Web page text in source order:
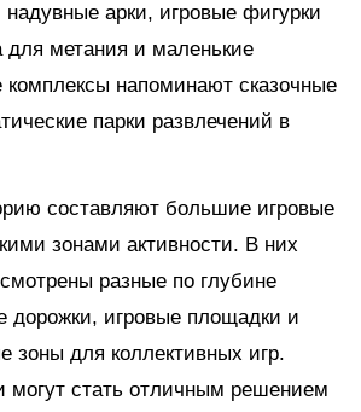
надувные арки, игровые фигурки
для метания и маленькие
комплексы напоминают сказочные
парки развлечений в
составляют большие игровые
зонами активности. В них
разные по глубине
дорожки, игровые площадки и
зоны для коллективных игр.
стать отличным решением